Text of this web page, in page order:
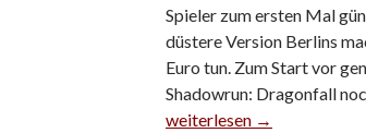
Spieler zum ersten Mal
düstere Version Berlins
Euro tun. Zum Start vor
Shadowrun: Dragonfall
Shadowrun: Dragonfall
weiterlesen →